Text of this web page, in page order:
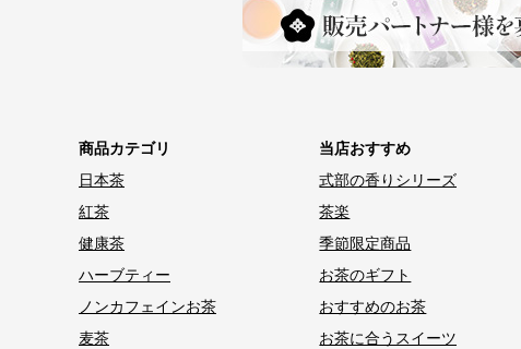
商品カテゴリ
日本茶
紅茶
健康茶
ハーブティー
ノンカフェインお茶
麦茶
当店おすすめ
式部の香りシリーズ
茶楽
季節限定商品
お茶のギフト
おすすめのお茶
お茶に合うスイーツ